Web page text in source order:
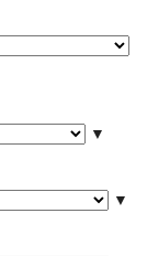
▼
▼